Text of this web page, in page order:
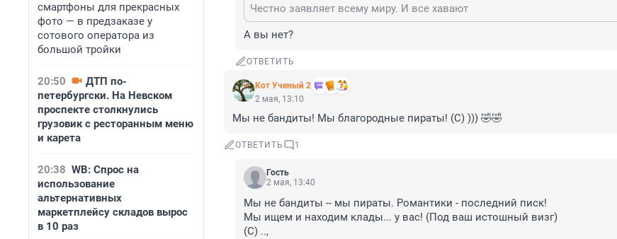
смартфоны для прекрасных
фото — в предзаказе у
сотового оператора из
большой тройки
20:50
ДТП по-
петербургски. На Невском
проспекте столкнулись
грузовик с ресторанным меню
и карета
20:38 WB: Спрос на
использование
альтернативных
маркетплейсу складов вырос
в 10 раз
Честно заявляет всему миру. И все хавают
А вы нет?
ОТВЕТИТЬ
Кот Ученый 2
2 мая, 13:10
Мы не бандиты! Мы благородные пираты! (С) ))) 🤣🤣
ОТВЕТИТЬ 1
Гость
2 мая, 13:40
Мы не бандиты -- мы пираты. Романтики - последний писк!
Мы ищем и находим клады... у вас! (Под ваш истошный визг)
(С) ..,